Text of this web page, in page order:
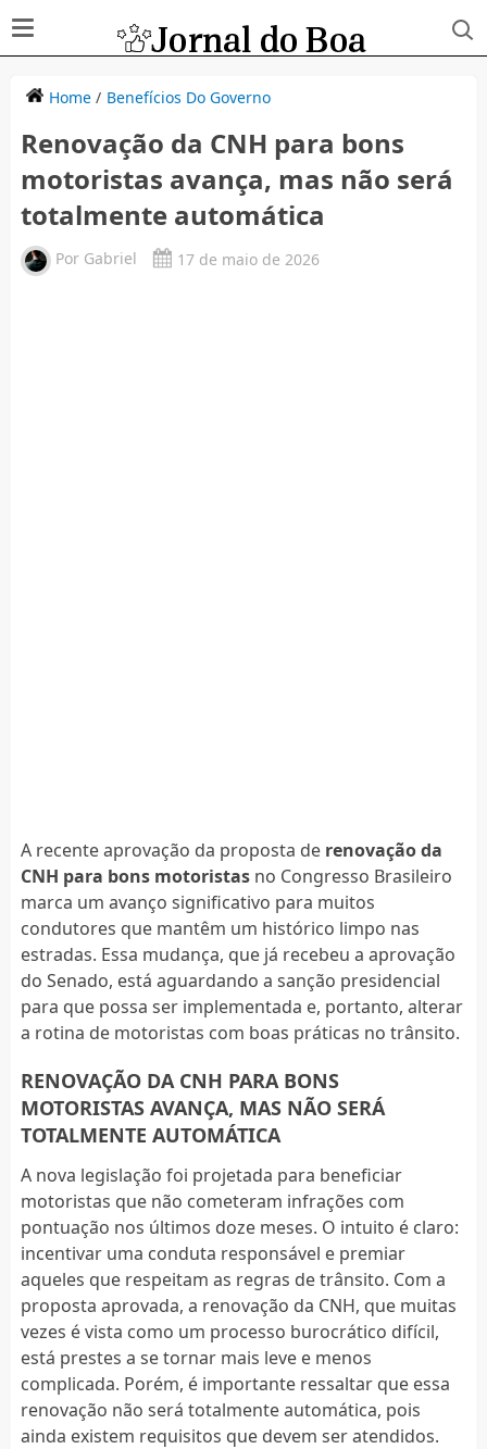
Home/ Benefícios Do Governo
Renovação da CNH para bons
motoristas avança, mas não será
totalmente automática
Por Gabriel 17 de maio de 2026
A recente aprovação da proposta de renovação da
CNH para bons motoristasno Congresso Brasileiro
marca um avanço significativo para muitos
condutores que mantêm um histórico limpo nas
estradas. Essa mudança, que já recebeu a aprovação
do Senado, está aguardando a sanção presidencial
para que possa ser implementada e, portanto, alterar
a rotina de motoristas com boas práticas no trânsito.
RENOVAÇÃO DA CNH PARA BONS
MOTORISTAS AVANÇA, MAS NÃO SERÁ
TOTALMENTE AUTOMÁTICA
A nova legislação foi projetada para beneficiar
motoristas que não cometeram infrações com
pontuação nos últimos doze meses. O intuito é claro:
incentivar uma conduta responsável e premiar
aqueles que respeitam as regras de trânsito. Com a
proposta aprovada, a renovação da CNH, que muitas
vezes é vista como um processo burocrático difícil,
está prestes a se tornar mais leve e menos
complicada. Porém, é importante ressaltar que essa
renovação não será totalmente automática, pois
ainda existem requisitos que devem ser atendidos.